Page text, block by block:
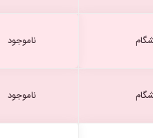
ناموجود
ناموجود